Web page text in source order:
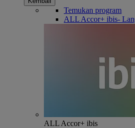
Temukan program
ALL Accor+ ibis-
ALL Accor+ ibis